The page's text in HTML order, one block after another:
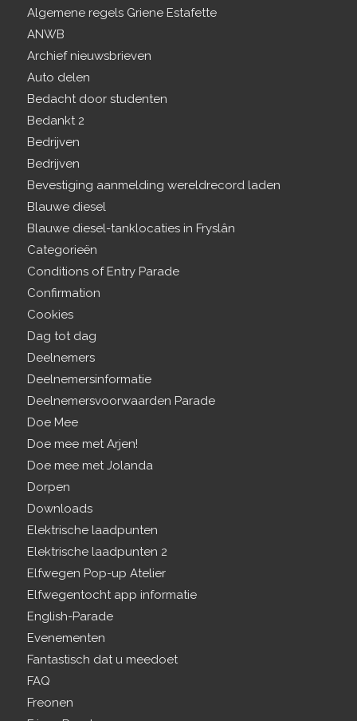
Algemene regels Griene Estafette
ANWB
Archief nieuwsbrieven
Auto delen
Bedacht door studenten
Bedankt 2
Bedrijven
Bedrijven
Bevestiging aanmelding wereldrecord laden
Blauwe diesel
Blauwe diesel-tanklocaties in Fryslân
Categorieën
Conditions of Entry Parade
Confirmation
Cookies
Dag tot dag
Deelnemers
Deelnemersinformatie
Deelnemersvoorwaarden Parade
Doe Mee
Doe mee met Arjen!
Doe mee met Jolanda
Dorpen
Downloads
Elektrische laadpunten
Elektrische laadpunten 2
Elfwegen Pop-up Atelier
Elfwegentocht app informatie
English-Parade
Evenementen
Fantastisch dat u meedoet
FAQ
Freonen